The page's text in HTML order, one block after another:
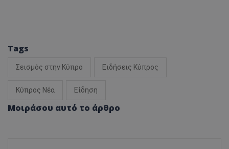
Tags
Σεισμός στην Κύπρο Ειδήσεις Κύπρος
Κύπρος Νέα Είδηση
Μοιράσου αυτό το άρθρο